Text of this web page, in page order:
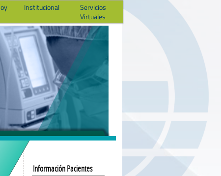
Institucional
Servicios
Virtuales
Información Pacientes